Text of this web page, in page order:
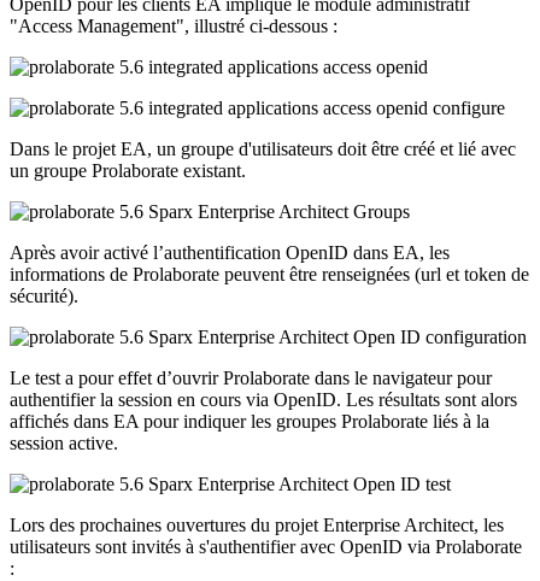
OpenID pour les clients EA implique le module administratif
"Access Management", illustré ci-dessous :
Dans le projet EA, un groupe d'utilisateurs doit être créé et lié avec
un groupe Prolaborate existant.
Après avoir activé l’authentification OpenID dans EA, les
informations de Prolaborate peuvent être renseignées (url et token de
sécurité).
Le test a pour effet d’ouvrir Prolaborate dans le navigateur pour
authentifier la session en cours via OpenID. Les résultats sont alors
affichés dans EA pour indiquer les groupes Prolaborate liés à la
session active.
Lors des prochaines ouvertures du projet Enterprise Architect, les
utilisateurs sont invités à s'authentifier avec OpenID via Prolaborate
: